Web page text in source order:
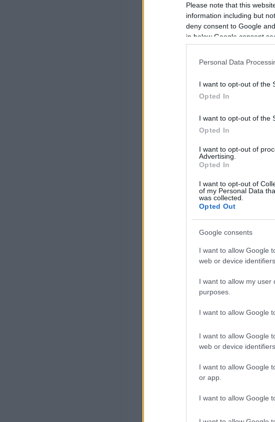
Please note that this
information including but
deny consent to Google
in below Google consent
Personal Data
I want to opt-out of the
Opted In
I want to opt-out of the
Opted In
I want to opt-out of
Advertising.
Opted In
I want to opt-out of
of my Personal Data
was collected.
Opted Out
Google consents
I want to allow Google
web or device
I want to allow my user
purposes.
I want to allow Google
I want to allow Google
web or device
I want to allow Google
or app.
I want to allow Google